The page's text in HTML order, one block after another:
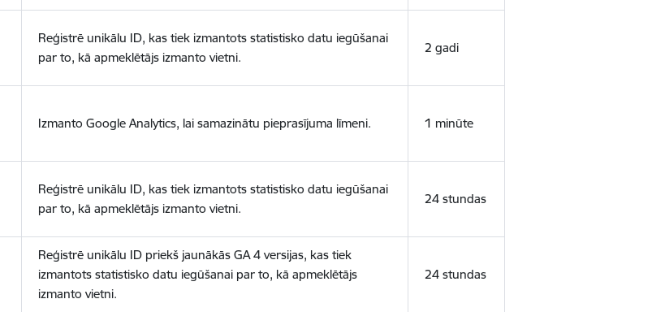
Reģistrē unikālu ID, kas tiek izmantots statistisko datu iegūšanai
par to, kā apmeklētājs izmanto vietni.
2 gadi
Izmanto Google Analytics, lai samazinātu pieprasījuma līmeni. 1 minūte
Reģistrē unikālu ID, kas tiek izmantots statistisko datu iegūšanai
par to, kā apmeklētājs izmanto vietni.
24 stundas
Reģistrē unikālu ID priekš jaunākās GA 4 versijas, kas tiek
izmantots statistisko datu iegūšanai par to, kā apmeklētājs
izmanto vietni.
24 stundas